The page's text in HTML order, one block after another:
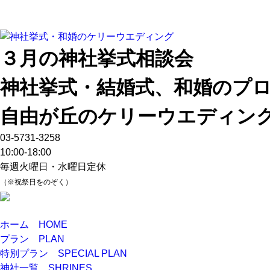
３月の神社挙式相談会
神社挙式・結婚式、和婚のプ
自由が丘のケリーウエディン
03-5731-3258
10:00-18:00
毎週火曜日・水曜日定休
（※祝祭日をのぞく）
ホーム
HOME
プラン
PLAN
特別プラン SPECIAL PLAN
神社一覧 SHRINES